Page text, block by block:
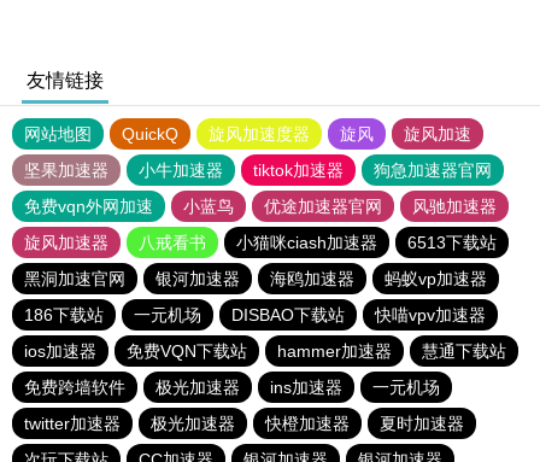
友情链接
网站地图 QuickQ 旋风加速度器 旋风
旋风加速
坚果加速器
小牛加速器 tiktok加速器
狗急加速器官网
免费vqn外网加速
小蓝鸟 优途加速器官网
风驰加速器
旋风加速器
八戒看书 小猫咪ciash加速器
6513下载站
黑洞加速官网
银河加速器 海鸥加速器
蚂蚁vp加速器
186下载站
一元机场 DISBAO下载站
快喵vpv加速器
ios加速器
免费VQN下载站 hammer加速器
慧通下载站
免费跨墙软件
极光加速器 ins加速器
一元机场
twitter加速器
极光加速器 快橙加速器
夏时加速器